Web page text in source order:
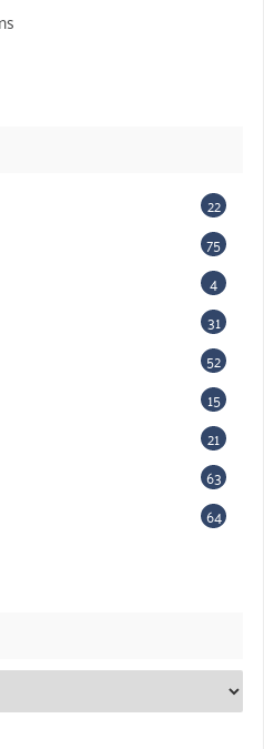
22
75
4
31
52
15
21
63
64